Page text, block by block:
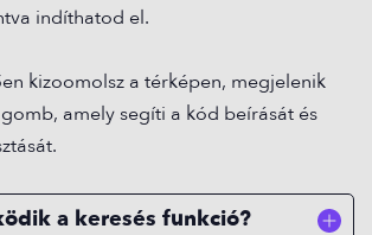
indíthatod el.
kizoomolsz a térképen, megjelenik
amely segíti a kód beírását és
a keresés funkció?